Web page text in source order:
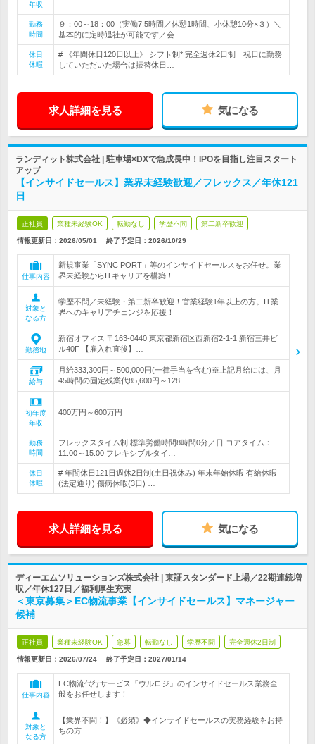
年収
勤務
時間
９：00～18：00（実働7.5時間／休憩1時間、小休憩10分×３）＼
基本的に定時退社が可能です／会…
休日
休暇
# 《年間休日120日以上》 シフト制* 完全週休2日制 祝日に勤務
していただいた場合は振替休日…
求人詳細を見る 気になる
ランディット株式会社 | 駐車場×DXで急成長中！IPOを目指し注目スタート
アップ
【インサイドセールス】業界未経験歓迎／フレックス／年休121
日
正社員 業種未経験OK 転勤なし 学歴不問 第二新卒歓迎
情報更新日：2026/05/01 終了予定日： 2026/10/29
仕事内容
新規事業「SYNC PORT」等のインサイドセールスをお任せ。業
界未経験からITキャリアを構築！
対象と
なる方
学歴不問／未経験・第二新卒歓迎！営業経験1年以上の方。IT業
界へのキャリアチェンジを応援！
勤務地
新宿オフィス 〒163-0440 東京都新宿区西新宿2-1-1 新宿三井ビ
ル40F 【雇入れ直後】…
給与
月給333,300円～500,000円(一律手当を含む)※上記月給には、月
45時間の固定残業代85,600円～128…
初年度
年収
400万円～600万円
勤務
時間
フレックスタイム制 標準労働時間8時間0分／日 コアタイム：
11:00～15:00 フレキシブルタイ…
休日
休暇
# 年間休日121日週休2日制(土日祝休み) 年末年始休暇 有給休暇
(法定通り) 傷病休暇(3日) …
求人詳細を見る 気になる
ディーエムソリューションズ株式会社 | 東証スタンダード上場／22期連続増
収／年休127日／福利厚生充実
＜東京募集＞EC物流事業【インサイドセールス】マネージャー
候補
正社員 業種未経験OK 急募 転勤なし 学歴不問 完全週休2日制
情報更新日：2026/07/24 終了予定日： 2027/01/14
仕事内容
EC物流代行サービス『ウルロジ』のインサイドセールス業務全
般をお任せします！
対象と
なる方
【業界不問！】《必須》◆インサイドセールスの実務経験をお持
ちの方